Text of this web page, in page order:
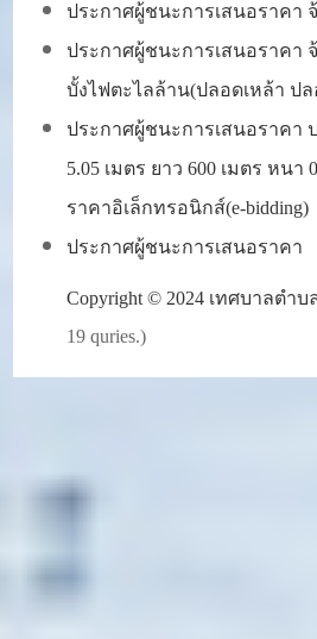
ประกาศผู้ชนะการเสนอราคา
ประกาศผู้ชนะการเสนอราคา
บั้งไฟตะไลล้าน(ปลอดเหล้า ป
ประกาศผู้ชนะการเสนอราคา
5.05 เมตร ยาว 600 เมตร หน
ราคาอิเล็กทรอนิกส์(e-bidding)
ประกาศผู้ชนะการเสนอราคา
Copyright © 2024 เทศบาลตำบ
19 quries.)